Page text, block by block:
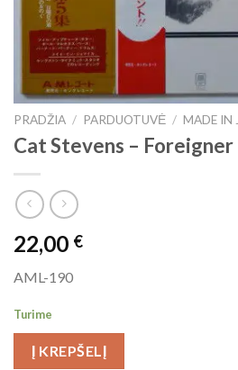
PRADŽIA / PARDUOTUVĖ / MADE IN
Cat Stevens ‎– Foreigner
22,00 €
AML-190
Turime
Į KREPŠELĮ